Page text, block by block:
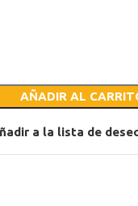
AÑADIR AL
a la lista de